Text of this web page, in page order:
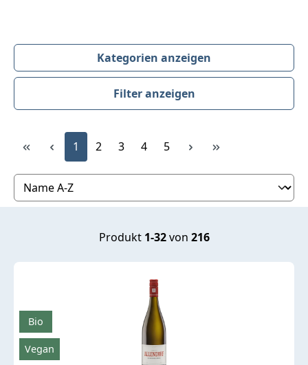
Kategorien anzeigen
Filter anzeigen
Produktübersicht
Seite
1 Seite
2 Seite
3 Seite
4 Seite
5
Produkt 1-32von 216
Bio
Vegan